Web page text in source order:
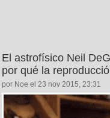
El astrofísico Neil
por qué la
por Noe el 23 nov 2015, 23:31